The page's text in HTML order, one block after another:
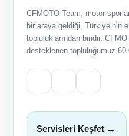
CFMOTO Team, motor
bir araya geldiği, Türkiye’nin
topluluklarından biridir.
desteklenen topluluğumuz
Servisleri Keşfet →